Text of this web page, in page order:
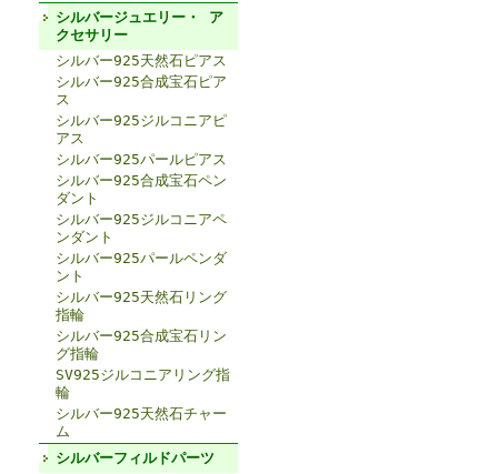
シルバージュエリー・ ア
クセサリー
シルバー925天然石ピアス
シルバー925合成宝石ピア
ス
シルバー925ジルコニアピ
アス
シルバー925パールピアス
シルバー925合成宝石ペン
ダント
シルバー925ジルコニアペ
ンダント
シルバー925パールペンダ
ント
シルバー925天然石リング
指輪
シルバー925合成宝石リン
グ指輪
SV925ジルコニアリング指
輪
シルバー925天然石チャー
ム
シルバーフィルドパーツ